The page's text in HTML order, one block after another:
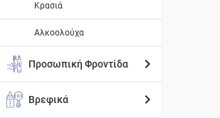
Κρασιά
Αλκοολούχα
Προσωπική Φροντίδα
Βρεφικά